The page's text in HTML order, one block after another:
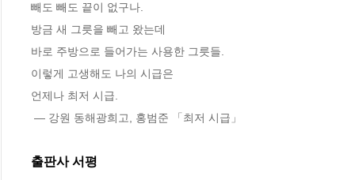
빼도 빼도 끝이 없구나.
방금 새 그릇을 빼고 왔는데
바로 주방으로 들어가는 사용한 그릇들.
이렇게 고생해도 나의 시급은
언제나 최저 시급.
― 강원 동해광희고, 홍범준 「최저 시급」
출판사 서평